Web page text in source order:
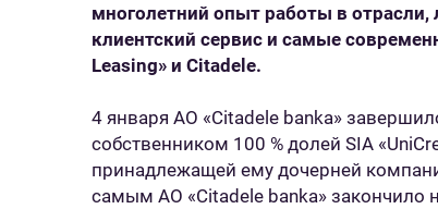
многолетний опыт работы в
клиентский сервис и самые
Leasing» и Citadele.
4 января АО «Citadele banka»
собственником 100 % долей SIA
принадлежащей ему дочерней
самым АО «Citadele banka» закончило